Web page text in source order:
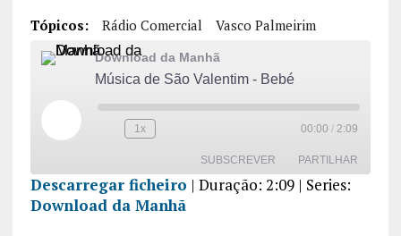
Tópicos: Rádio Comercial Vasco Palmeirim
Download da Manhã
Música de São Valentim - Bebé
1x 00:00 / 2:09
SUBSCREVER PARTILHAR
PARTILHA
Descarregar ficheiro | Duração: 2:09| Series:
Download da Manhã